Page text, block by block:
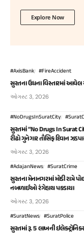
Explore Now
#AxisBank #FireAccident
સુરતના ઉધના વિસ્તારમાં આવેલ
ઓગસ્ટ 3, 2026
#NoDrugsInSuratCity
સુરતમાં “No Drugs In Surat
રીઢો ગુનેગાર તૌસિફ દિવાન
ઓગસ્ટ 3, 2026
#AdajanNews #SuratCrime
સુરતના મેનાનગરમાં મોડી રાત્રે
નબળાઈઓ રંગેહાથ પકડાયા
ઓગસ્ટ 3, 2026
#SuratNews #SuratPolice
સુરતમાં રૂ. 5 લાખની